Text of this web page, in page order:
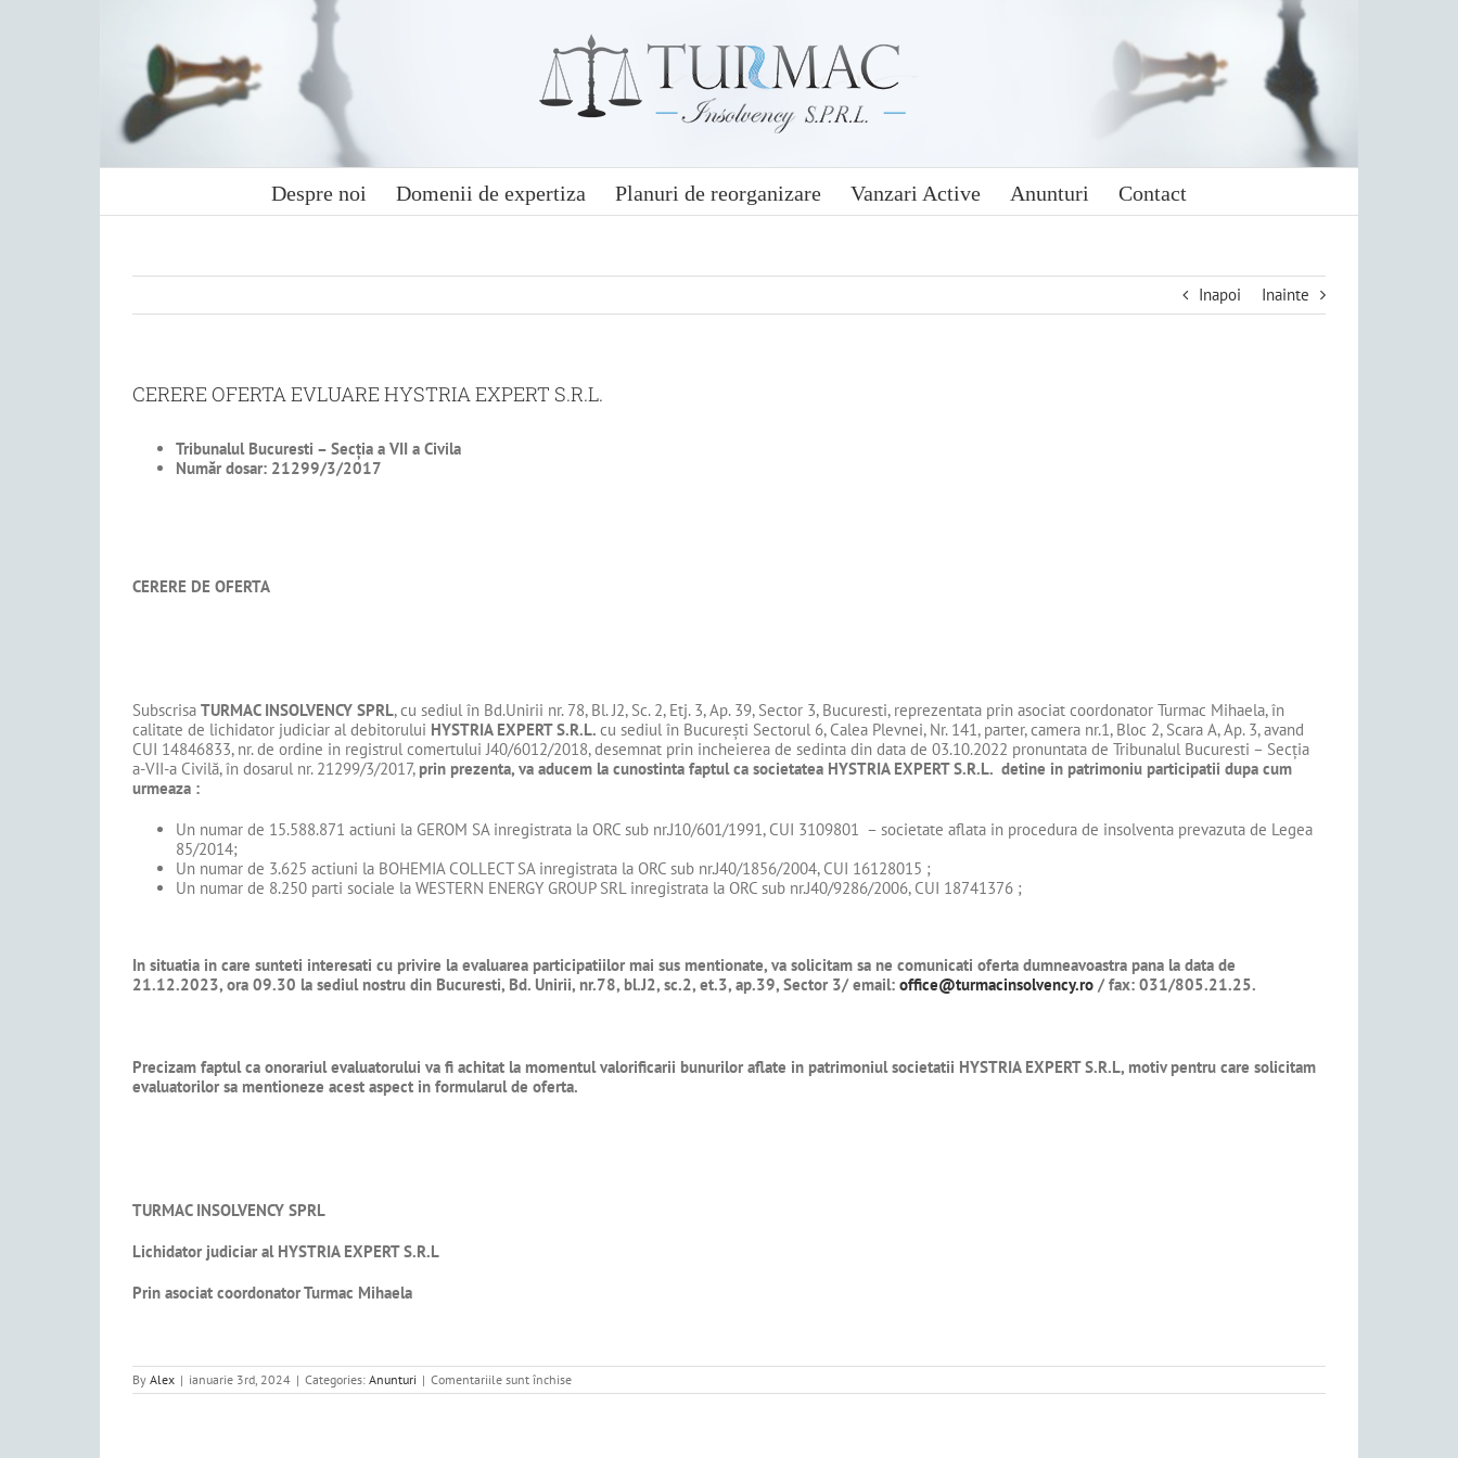
Despre noi Domenii de expertiza Planuri de reorganizare Vanzari Active Anunturi Contact
Inapoi Inainte
CERERE OFERTA EVLUARE HYSTRIA EXPERT S.R.L.
Tribunalul Bucuresti – Secţia a VII a Civila
Număr dosar: 21299/3/2017
CERERE DE OFERTA
Subscrisa TURMAC INSOLVENCY SPRL, cu sediul în Bd.Unirii nr. 78, Bl. J2, Sc. 2, Etj. 3, Ap. 39, Sector 3, Bucuresti, reprezentata prin asociat coordonator Turmac Mihaela, în
calitate de lichidator judiciar al debitorului HYSTRIA EXPERT S.R.L. cu sediul în Bucureşti Sectorul 6, Calea Plevnei, Nr. 141, parter, camera nr.1, Bloc 2, Scara A, Ap. 3, avand
CUI 14846833, nr. de ordine in registrul comertului J40/6012/2018, desemnat prin incheierea de sedinta din data de 03.10.2022 pronuntata de Tribunalul Bucuresti – Secţia
a-VII-a Civilă, în dosarul nr. 21299/3/2017, prin prezenta, va aducem la cunostinta faptul ca societatea HYSTRIA EXPERT S.R.L. detine in patrimoniu participatii dupa cum
urmeaza :
Un numar de 15.588.871 actiuni la GEROM SA inregistrata la ORC sub nr.J10/601/1991, CUI 3109801 – societate aflata in procedura de insolventa prevazuta de Legea
85/2014;
Un numar de 3.625 actiuni la BOHEMIA COLLECT SA inregistrata la ORC sub nr.J40/1856/2004, CUI 16128015 ;
Un numar de 8.250 parti sociale la WESTERN ENERGY GROUP SRL inregistrata la ORC sub nr.J40/9286/2006, CUI 18741376 ;
In situatia in care sunteti interesati cu privire la evaluarea participatiilor mai sus mentionate, va solicitam sa ne comunicati oferta dumneavoastra pana la data de
21.12.2023, ora 09.30 la sediul nostru din Bucuresti, Bd. Unirii, nr.78, bl.J2, sc.2, et.3, ap.39, Sector 3/ email: office@turmacinsolvency.ro / fax: 031/805.21.25.
Precizam faptul ca onorariul evaluatorului va fi achitat la momentul valorificarii bunurilor aflate in patrimoniul societatii HYSTRIA EXPERT S.R.L, motiv pentru care solicitam
evaluatorilor sa mentioneze acest aspect in formularul de oferta.
TURMAC INSOLVENCY SPRL
Lichidator judiciar al HYSTRIA EXPERT S.R.L
Prin asociat coordonator Turmac Mihaela
By Alex | ianuarie 3rd, 2024 | Categories: Anunturi | Comentariile sunt închisepentru
CERERE